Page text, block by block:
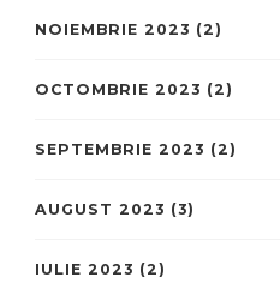
NOIEMBRIE 2023 (2)
OCTOMBRIE 2023 (2)
SEPTEMBRIE 2023 (2)
AUGUST 2023 (3)
IULIE 2023 (2)